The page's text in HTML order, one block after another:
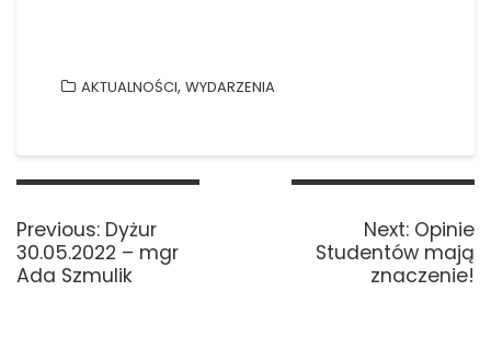
AKTUALNOŚCI, WYDARZENIA
Nawigacja
Previous: Previous
post:
Dyżur
30.05.2022 – mgr
Ada Szmulik
Next: Next
post:
Opinie
Studentów mają
znaczenie!